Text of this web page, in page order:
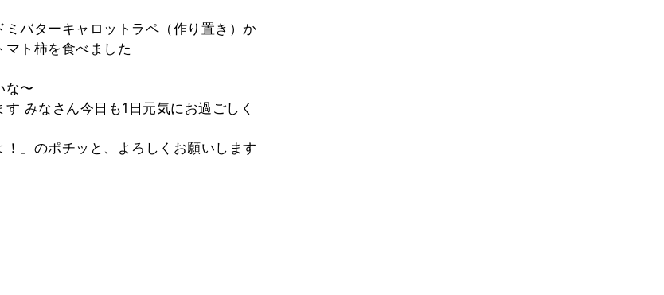
バターキャロットラペ（作り置き）か
ト柿を食べました
な〜
みなさん今日も1日元気にお過ごしく
」のポチッと、よろしくお願いします